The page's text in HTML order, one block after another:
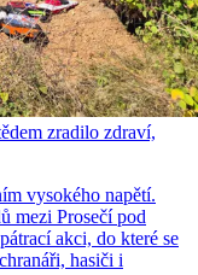
zradilo zdraví,
vysokého napětí.
mezi Prosečí pod
akci, do které se
hasiči i